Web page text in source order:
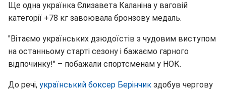
Ще одна українка Єлизавета Каланіна у ваговій
категорії +78 кг завоювала бронзову медаль.
"Вітаємо українських дзюдоїстів з чудовим виступом
на останньому старті сезону і бажаємо гарного
відпочинку!" – побажали спортсменам у НОК.
До речі, український боксер Берінчик здобув чергову